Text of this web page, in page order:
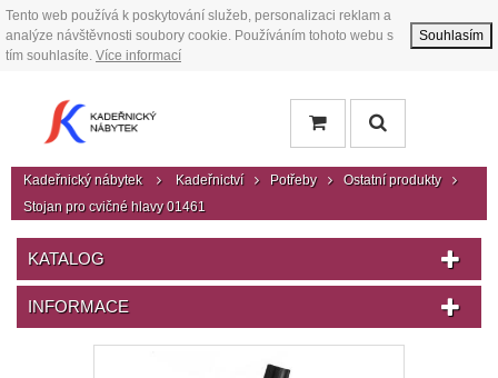
Tento web používá k poskytování služeb, personalizaci reklam a
analýze návštěvnosti soubory cookie. Používáním tohoto webu s
tím souhlasíte. Více informací
Souhlasím
Kadeřnický nábytek Kadeřnictví Potřeby
Ostatní produkty
Stojan pro cvičné hlavy 01461
KATALOG
INFORMACE